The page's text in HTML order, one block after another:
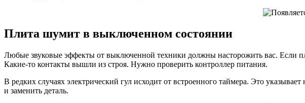
Плита шумит в выключенном состоянии
Любые звуковые эффекты от выключенной техники должны насторожить вас. Если
Какие-то контакты вышли из строя. Нужно проверить контроллер питания.
В редких случаях электрический гул исходит от встроенного таймера. Это
и заменить деталь.